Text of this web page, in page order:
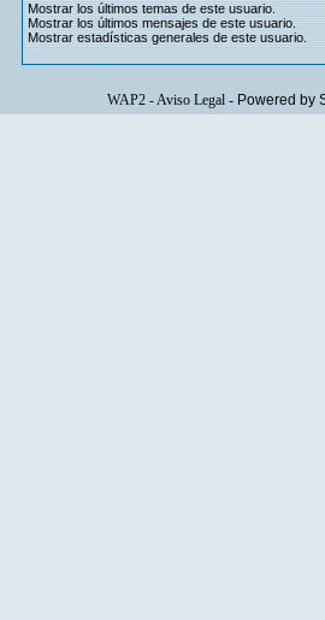
Mostrar los últimos temas de este usuario.
Mostrar los últimos mensajes de este usuario.
Mostrar estadísticas generales de este usuario.
WAP2-Aviso Legal- Powered by